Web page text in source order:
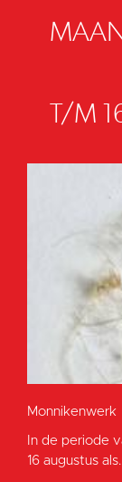
T/M
Monnikenwerk
In de periode
16 augustus